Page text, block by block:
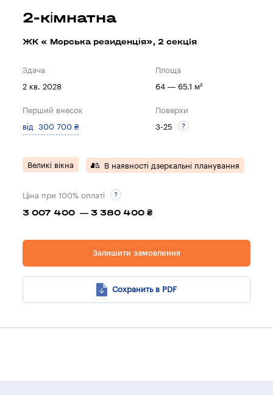
2-кімнатна
ЖК « Морська резиденція», 2 секцiя
Здача
2 кв. 2028
Площа
64 — 65.1 м²
Перший внесок
від 300 700 ₴
Поверхи
3-25
Великі вікна В наявності дзеркальні планування
Ціна при 100% оплаті
3 007 400 — 3 380 400 ₴
Залишити замовлення
Сохранить в PDF